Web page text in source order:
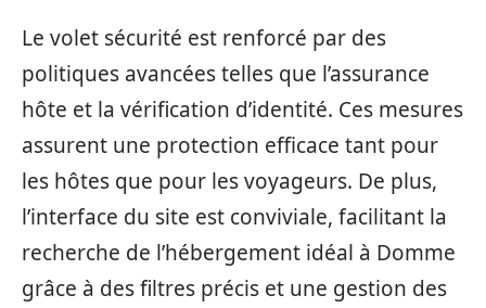
Le volet sécurité est renforcé par des
politiques avancées telles que l’assurance
hôte et la vérification d’identité. Ces mesures
assurent une protection efficace tant pour
les hôtes que pour les voyageurs. De plus,
l’interface du site est conviviale, facilitant la
recherche de l’hébergement idéal à Domme
grâce à des filtres précis et une gestion des